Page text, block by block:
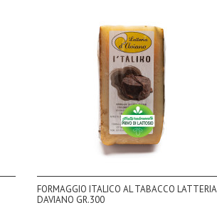
FORMAGGIO ITALICO AL TABACCO LATTERIA
DAVIANO GR.300